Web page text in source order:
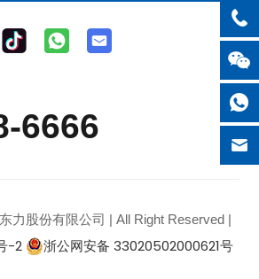
6666
力股份有限公司 | All Right Reserved |
-2 浙公网安备 33020502000621号